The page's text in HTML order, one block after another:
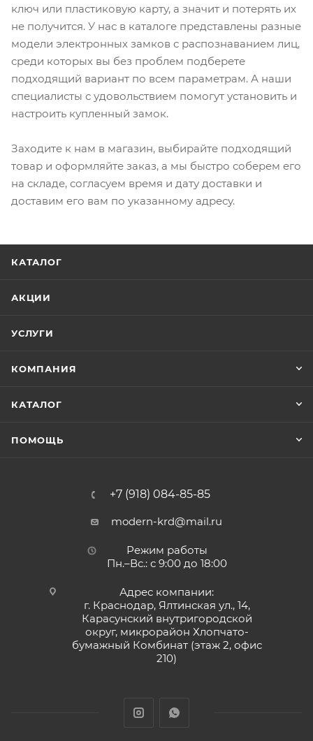
ключ или пластиковую карту, а значит и потерять их
не получится. У нас в каталоге представлены разные
модели электронных замков с распознаванием лиц,
среди которых вы без проблем подберете
подходящий вариант по всем параметрам. А наши
специалисты с удовольствием помогут установить и
настроить купленный замок.
Заходите к нам в магазин, выбирайте подходящий
товар и оформляйте заказ, а мы быстро соберем его
на складе, согласуем время и дату доставки и
доставим его вам по указанному адресу.
КАТАЛОГ
АКЦИИ
УСЛУГИ
КОМПАНИЯ
КАТАЛОГ
ПОМОЩЬ
+7 (918) 084-85-85
modern-krd@mail.ru
Режим работы
Пн.–Вс.: с 9:00 до 18:00
Адрес компании:
г. Краснодар, Ялтинская ул., 14,
Карасунский внутригородской
округ, микрорайон Хлопчато-
бумажный Комбинат (этаж 2, офис
210)